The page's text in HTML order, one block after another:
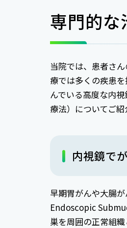
専門的
当院では、患者さ
療では多くの疾患
んでいる高度な内
療法）についてご紹
内視鏡で
早期胃がんや大腸
Endoscopic
巣を周囲の正常組